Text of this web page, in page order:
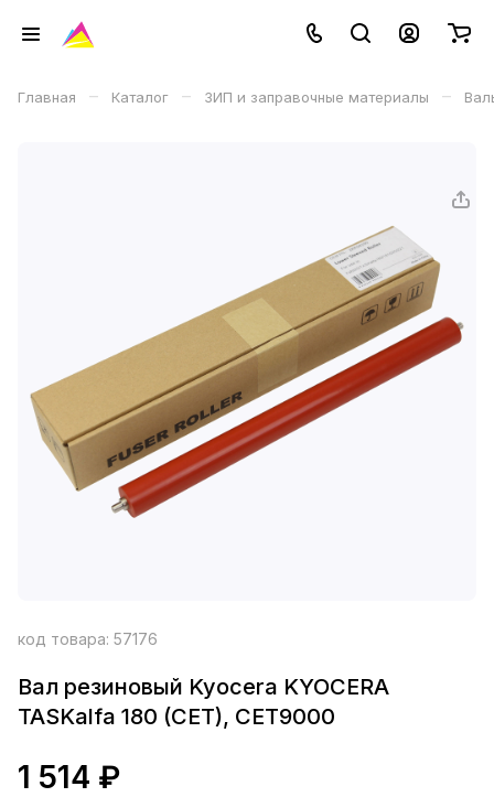
Главная – Каталог – ЗИП и заправочные материалы –
код товара: 57176
Вал резиновый Kyocera KYOCERA
TASKalfa 180 (CET), CET9000
1 514 ₽